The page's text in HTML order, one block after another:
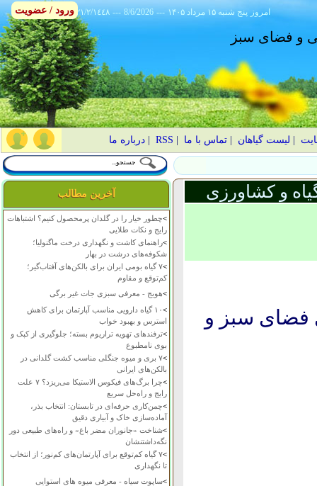
٢١/٢/١٤٤٨ --- 8/6/2026 --- ۱۴۰۵ پنج شنبه ۱۵ مرداد امروز
و فضای سبز
لیست گیاهان |تماس با ما RSS
|درباره ما
آخرین مطالب
>چطور خیار را در گلدان پرمحصول کنیم؟ اشتباهات
رایج و نکات طلایی
>راهنمای کاشت و نگهداری درخت ماگنولیا؛
شکوفه‌های درشت در بهار
>
۷ گیاه بومی ایران برای بالکن‌های آفتاب‌گیر؛
کم‌توقع و مقاوم
>هویج - معرفی سبزی جات غیر برگی
>
۱۰ گیاه دارویی مناسب آپارتمان برای کاهش
استرس و بهبود خواب
>ترفندهای تهویه تراریوم بسته؛ جلوگیری از کپک و
بوی نامطبوع
>
۷ بری و میوه جنگلی مناسب کشت گلدانی در
بالکن‌های ایرانی
>
چرا برگ‌های فیکوس الاستیکا می‌ریزد؟ ۷ علت
رایج و راه‌حل سریع
>چمن‌کاری حرفه‌ای در تابستان: انتخاب بذر،
آماده‌سازی خاک و آبیاری دقیق
>شناخت «جانوران مضر باغ» و راه‌های طبیعی دور
نگه‌داشتنشان
>
۷ گیاه کم‌توقع برای آپارتمان‌های کم‌نور؛ از انتخاب
تا نگهداری
>ساپوت سیاه - معرفی میوه های استوایی
و کشاورزی
فضای سبز و
ورود / عضویت